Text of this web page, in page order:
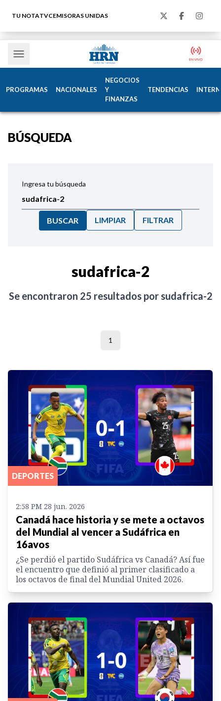
TU NOTATVCEMISORAS UNIDAS
PROGRAMAS NACIONALES
NEGOCIOS
Y
FINANZAS
TENDENCIAS
BÚSQUEDA
Ingresa tu búsqueda
BUSCAR LIMPIAR FILTRAR
sudafrica-2
Se encontraron 25 resultados por sudafrica-2
1
DEPORTES
2:58 PM 28 jun. 2026
Canadá hace historia y se mete a octavos
del Mundial al vencer a Sudáfrica en
16avos
¿Se perdió el partido Sudáfrica vs Canadá? Así fue
el encuentro que definió al primer clasificado a
los octavos de final del Mundial United 2026.